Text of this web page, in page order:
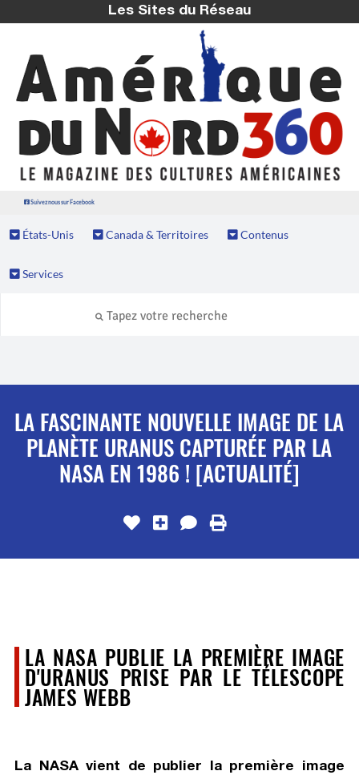
Les Sites du Réseau
Suivez nous sur Facebook
États-Unis Canada & Territoires Contenus
Services
LA FASCINANTE NOUVELLE IMAGE DE LA
PLANÈTE URANUS CAPTURÉE PAR LA
NASA EN 1986 ! [ACTUALITÉ]
LA NASA PUBLIE LA PREMIÈRE IMAGE
D'URANUS PRISE PAR LE TÉLESCOPE
JAMES WEBB
La NASA vient de publier la première image